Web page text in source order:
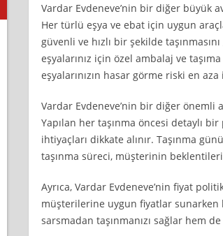
Vardar Evdeneve’nin bir diğer büyük
Her türlü eşya ve ebat için uygun
güvenli ve hızlı bir şekilde
eşyalarınız için özel ambalaj ve
eşyalarınızın hasar görme riski en
Vardar Evdeneve’nin bir diğer önemli
Yapılan her taşınma öncesi detaylı
ihtiyaçları dikkate alınır. Taşınma
taşınma süreci, müşterinin
Ayrıca, Vardar Evdeneve’nin fiyat
müşterilerine uygun fiyatlar
sarsmadan taşınmanızı sağlar hem